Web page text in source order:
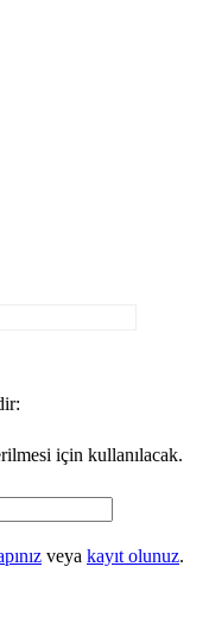
için kullanılacak.
veya kayıt olunuz.